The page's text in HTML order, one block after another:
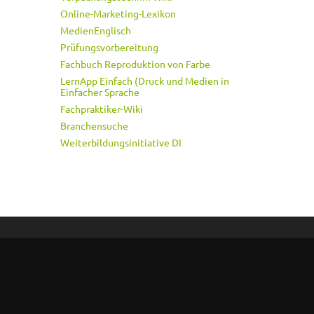
Online-Marketing-Lexikon
MedienEnglisch
Prüfungsvorbereitung
Fachbuch Reproduktion von Farbe
LernApp Einfach (Druck und Medien in
Einfacher Sprache
Fachpraktiker-Wiki
Branchensuche
Weiterbildungsinitiative DI